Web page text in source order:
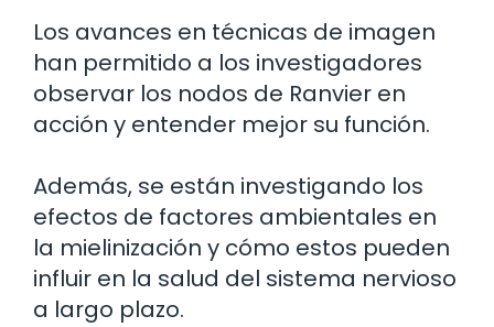
Los avances en técnicas de imagen
han permitido a los investigadores
observar los nodos de Ranvier en
acción y entender mejor su función.
Además, se están investigando los
efectos de factores ambientales en
la mielinización y cómo estos pueden
influir en la salud del sistema nervioso
a largo plazo.